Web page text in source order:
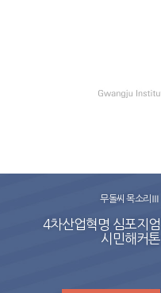
무돌씨 목소리Ⅲ
4차산업혁명 심포지엄
시민해커톤